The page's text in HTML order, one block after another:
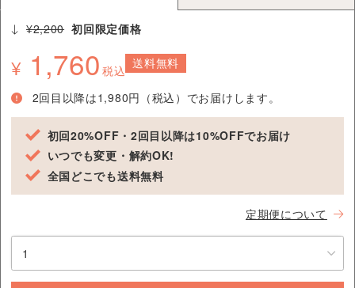
¥2,200 初回限定価格
¥ 1,760 税込 送料無料
2回目以降は1,980円（税込）でお届けします。
初回20%OFF・2回目以降は10%OFFでお届け
いつでも変更・解約OK!
全国どこでも送料無料
定期便について